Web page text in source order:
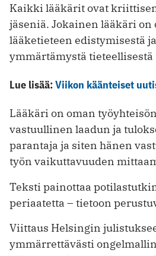
Kaikki lääkärit ovat
jäseniä. Jokainen lääkäri on
lääketieteen edistymisestä
ymmärtämystä tieteellisestä
Lue lisää:Viikon käänteiset
Lääkäri on oman
vastuullinen laadun ja
parantaja ja siten hänen
työn vaikuttavuuden
Teksti painottaa
periaatetta – tietoon
Viittaus Helsingin
ymmärrettävästi